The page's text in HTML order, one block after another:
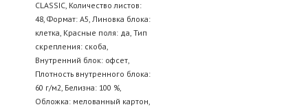
CLASSIC, Количество листов:
48, Формат: А5, Линовка блока:
клетка, Красные поля: да, Тип
скрепления: скоба,
Внутренний блок: офсет,
Плотность внутренного блока:
60 г/м2, Белизна: 100 %,
Обложка: мелованный картон,